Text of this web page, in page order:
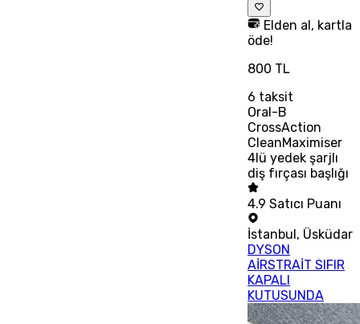
Elden al, kartla
öde!
800 TL
6 taksit
Oral-B
CrossAction
CleanMaximiser
4lü yedek şarjlı
diş fırçası başlığı
4.9 Satıcı Puanı
İstanbul, Üsküdar
DYSON
AİRSTRAİT SIFIR
KAPALI
KUTUSUNDA